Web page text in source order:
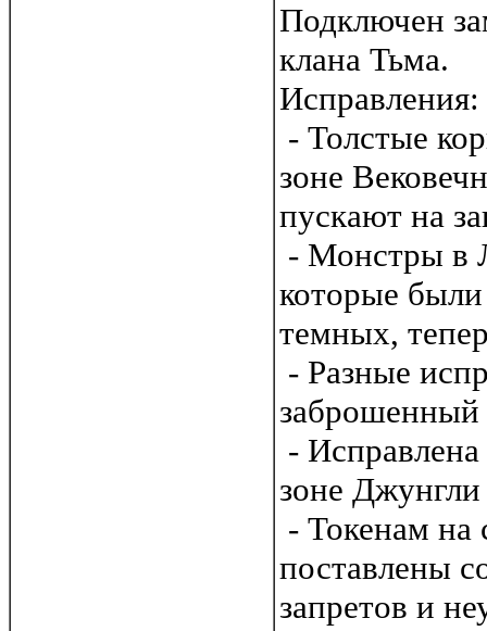
Подключен
клана Тьма.
Исправления:
- Толстые
зоне
пускают на
- Монстры в
которые были
темных,
- Разные
заброшенный
-
зоне Джунгли
- Токенам на
поставлены
запретов и